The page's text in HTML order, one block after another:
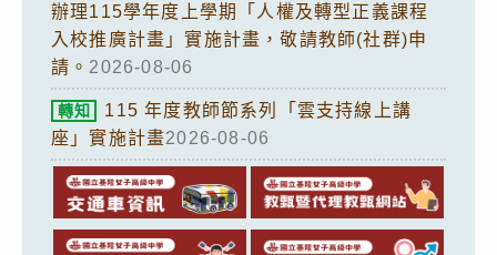
辦理115學年度上學期「人權及轉型正義課程
入校推廣計畫」實施計畫，敬請教師(社群)申
請。 2026-08-06
轉知
115 年度教師節系列「雲支持線上講
座」實施計畫2026-08-06